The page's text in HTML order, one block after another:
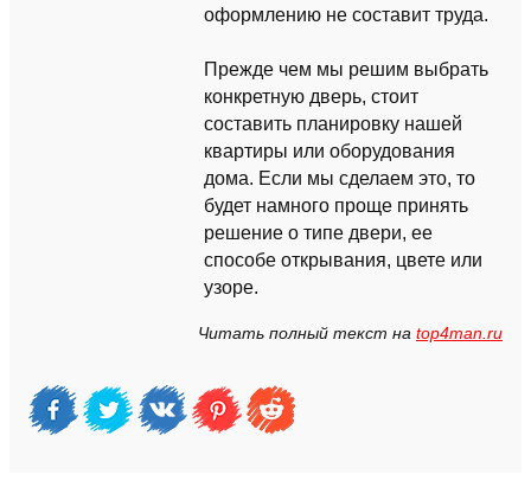
оформлению не составит труда.
Прежде чем мы решим выбрать
конкретную дверь, стоит
составить планировку нашей
квартиры или оборудования
дома. Если мы сделаем это, то
будет намного проще принять
решение о типе двери, ее
способе открывания, цвете или
узоре.
Читать полный текст на top4man.ru